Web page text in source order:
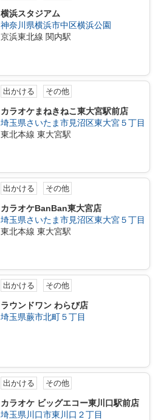
横浜スタジアム
神奈川県横浜市中区横浜公園
京浜東北線 関内駅
出かける その他
カラオケまねきねこ東大宮駅前店
埼玉県さいたま市見沼区東大宮５丁目
東北本線 東大宮駅
出かける その他
カラオケBanBan東大宮店
埼玉県さいたま市見沼区東大宮５丁目
東北本線 東大宮駅
出かける その他
ラウンドワン わらび店
埼玉県蕨市北町５丁目
出かける その他
カラオケ ビッグエコー東川口駅前店
埼玉県川口市東川口２丁目